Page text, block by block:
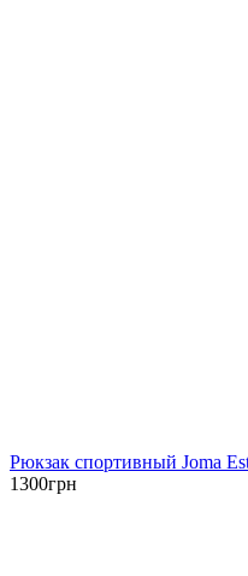
Рюкзак спортивный Joma
1300грн